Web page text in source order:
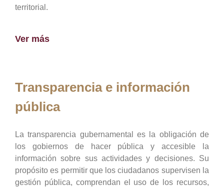
territorial.
Ver más
Transparencia e información
pública
La transparencia gubernamental es la obligación de
los gobiernos de hacer pública y accesible la
información sobre sus actividades y decisiones. Su
propósito es permitir que los ciudadanos supervisen la
gestión pública, comprendan el uso de los recursos,